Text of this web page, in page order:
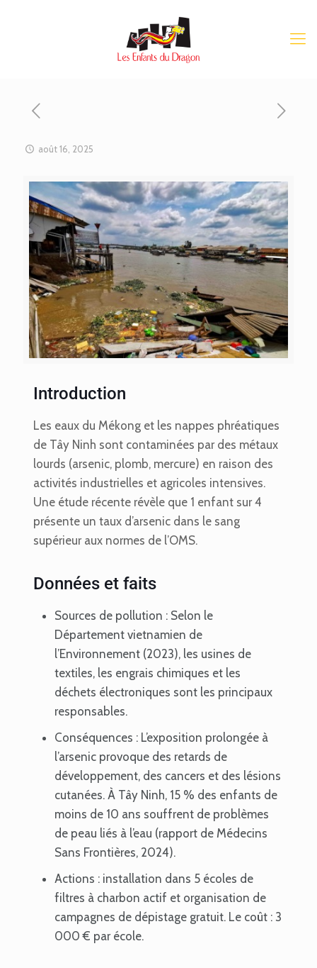
août 16, 2025
Introduction
Les eaux du Mékong et les nappes phréatiques
de Tây Ninh sont contaminées par des métaux
lourds (arsenic, plomb, mercure) en raison des
activités industrielles et agricoles intensives.
Une étude récente révèle que 1 enfant sur 4
présente un taux d’arsenic dans le sang
supérieur aux normes de l’OMS.
Données et faits
Sources de pollution : Selon le
Département vietnamien de
l’Environnement (2023), les usines de
textiles, les engrais chimiques et les
déchets électroniques sont les principaux
responsables.
Conséquences : L’exposition prolongée à
l’arsenic provoque des retards de
développement, des cancers et des lésions
cutanées. À Tây Ninh, 15 % des enfants de
moins de 10 ans souffrent de problèmes
de peau liés à l’eau (rapport de Médecins
Sans Frontières, 2024).
Actions : installation dans 5 écoles de
filtres à charbon actif et organisation de
campagnes de dépistage gratuit. Le coût : 3
000 € par école.